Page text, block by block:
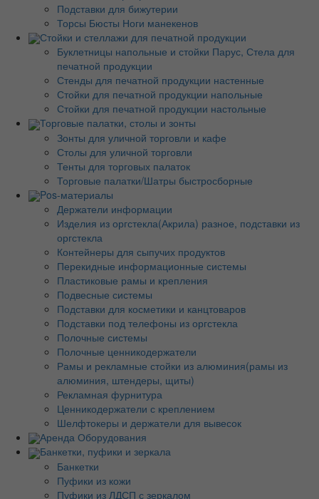
Подставки для бижутерии
Торсы Бюсты Ноги манекенов
Стойки и стеллажи для печатной продукции
Буклетницы напольные и стойки Парус, Стела для
печатной продукции
Стенды для печатной продукции настенные
Стойки для печатной продукции напольные
Стойки для печатной продукции настольные
Торговые палатки, столы и зонты
Зонты для уличной торговли и кафе
Столы для уличной торговли
Тенты для торговых палаток
Торговые палатки/Шатры быстросборные
Pos-материалы
Держатели информации
Изделия из оргстекла(Акрила) разное, подставки из
оргстекла
Контейнеры для сыпучих продуктов
Перекидные информационные системы
Пластиковые рамы и крепления
Подвесные системы
Подставки для косметики и канцтоваров
Подставки под телефоны из оргстекла
Полочные системы
Полочные ценникодержатели
Рамы и рекламные стойки из алюминия(рамы из
алюминия, штендеры, щиты)
Рекламная фурнитура
Ценникодержатели с креплением
Шелфтокеры и держатели для вывесок
Аренда Оборудования
Банкетки, пуфики и зеркала
Банкетки
Пуфики из кожи
Пуфики из ЛДСП с зеркалом